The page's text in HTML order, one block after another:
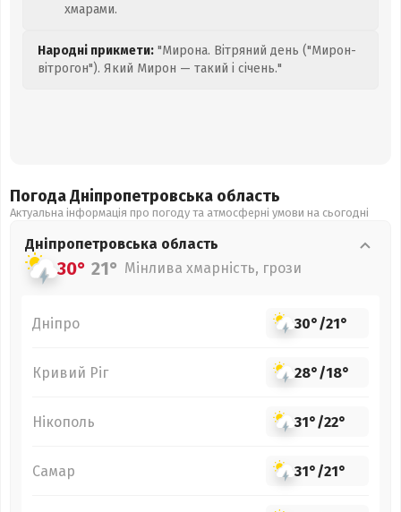
хмарами.
Народні прикмети: "Мирона. Вітряний день ("Мирон-
вітрогон"). Який Мирон — такий і січень."
Погода Дніпропетровська область
Актуальна інформація про погоду та атмосферні умови на сьогодні
Дніпропетровська область
30° 21° Мінлива хмарність, грози
Дніпро 30°/21°
Кривий Ріг 28°/18°
Нікополь 31°/22°
Самар 31°/21°